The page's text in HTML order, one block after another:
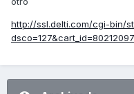
http://ssl.delti.com/cgi-bin/